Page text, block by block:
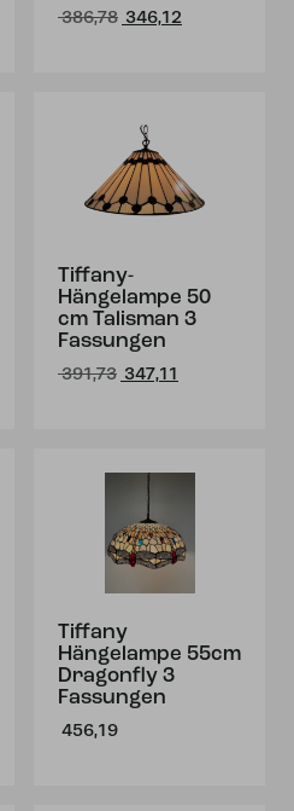
386,78 Ursprünglicher
346,12
Tiffany-
Hängelampe 50
cm Talisman 3
Fassungen
391,73 Ursprünglicher
347,11
Tiffany
Hängelampe 55cm
Dragonfly 3
Fassungen
456,19